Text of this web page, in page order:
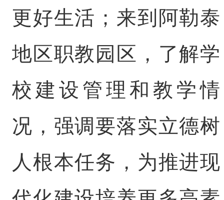
更好生活；来到阿勒泰
地区职教园区，了解学
校建设管理和教学情
况，强调要落实立德树
人根本任务，为推进现